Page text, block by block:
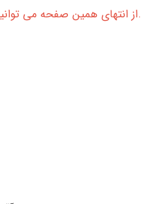
از انتهای همین صفحه می توانید دل نوشته های خود را ارسال نمایید. دل نوشته ها با نام شما انشاءالله در این صفحه قرار خواهند گرفت.